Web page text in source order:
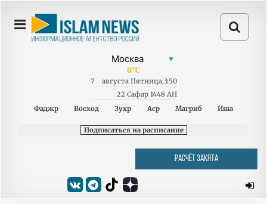
0°C
7 августа Пятница,3:50
22 Сафар 1448 AH
Фаджр
Восход Зухр Аср Магриб Иша
Подписаться на расписание
РАСЧЁТ ЗАКЯТА